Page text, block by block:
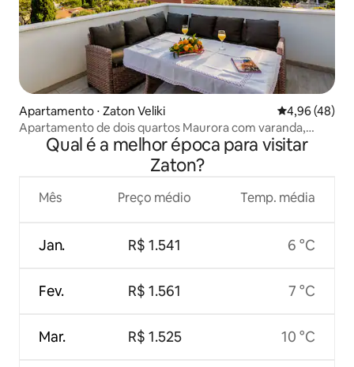
Apartamento ⋅ Zaton Veliki 4,96 de uma
4,96 (48)
Apartamento de dois quartos Maurora com varanda,
piscina aquecida
Qual é a melhor época para visitar
Zaton?
Mês
Jan.
Fev.
Mar.
Preço médio
R$ 1.541
R$ 1.561
R$ 1.525
Temp. média
6 °C
7 °C
10 °C